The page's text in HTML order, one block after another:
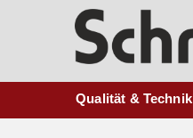
Qualität & Technik